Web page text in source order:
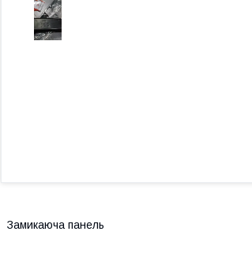
Замикаюча панель